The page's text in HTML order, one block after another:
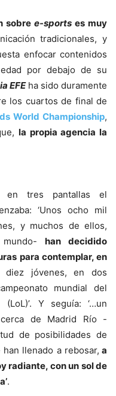
sobre e-sports es muy
tradicionales, y
enfocar contenidos
por debajo de su
EFEha sido duramente
los cuartos de final de
World Championship,
la propia agencia la
en tres pantallas el
‘Unos ocho mil
y muchos de ellos,
mundo-han decidido
para contemplar, en
diez jóvenes, en dos
mundial del
Y seguía: ‘…un
de Madrid Río -
de posibilidades de
llenado a rebosar, a
radiante, con un sol de
.